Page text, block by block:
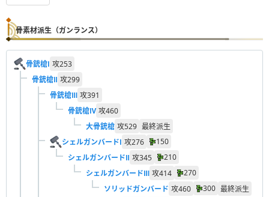
骨素材派生（ガンランス）
骨銃槍Ⅰ 攻253
骨銃槍Ⅱ 攻299
骨銃槍Ⅲ 攻391
骨銃槍Ⅳ 攻460
大骨銃槍 攻529 最終派生
シェルガンバードⅠ 攻276
150
シェルガンバードⅡ 攻345
210
シェルガンバードⅢ 攻414
270
ソリッドガンバード 攻460 300 最終派生